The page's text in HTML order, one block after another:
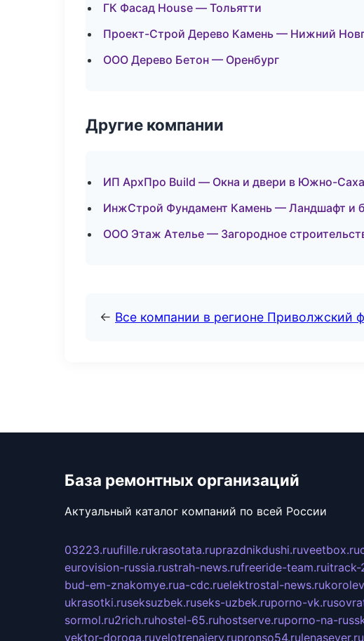
ГК Фасад House — Тольятти
Проект-Строй Дерево Камень — Нижний
ООО Дерево Бетон — Оренбург
Другие компании
ИП АрхПро Build — Окна и двери в Южно-
ИнжСтрой Фундамент Камень — Ландшафт и
ООО Этаж Ателье — Загородное
← Все компании в регионе Приволжский
База ремонтных организаций
Актуальный каталог компаний по всей России
03223.ruufille.rukrasotata.ruprazdnikdushi.ruveetbox.ru
eurovision-russia.rustrah-news.rufreeride-team.ruitrack-
bud-em-znakomye.rua-cdc.ruelektrostal-news.ru
ukrasotki.ruseksuzbek.ruseks-uzbek.ruporno-vk.ru
sormol.ru2rich.ruhostel-65.ruhostserve.ruporno-na-
vektor-doroga.ruvelotrenajery.rupronso54.rulenasever.ru